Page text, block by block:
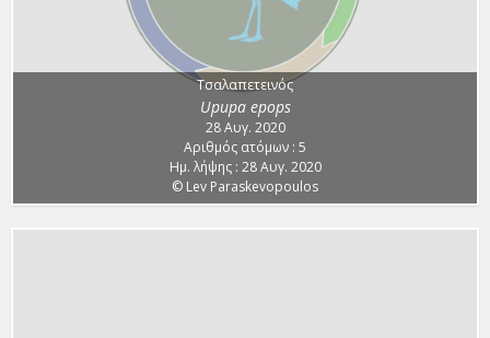
Τσαλαπετεινός
Upupa epops
28 Αυγ. 2020
Αριθμός ατόμων : 5
Ημ. λήψης : 28 Αυγ. 2020
© Lev Paraskevopoulos